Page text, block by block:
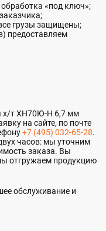
«под ключ»;
грузы защищены;
предоставляем
х/т ХН70Ю-Н 6,7 мм
на сайте, по почте
+7 (495) 032-65-28.
часов: мы уточним
заказа. Вы
отгружаем продукцию
обслуживание и